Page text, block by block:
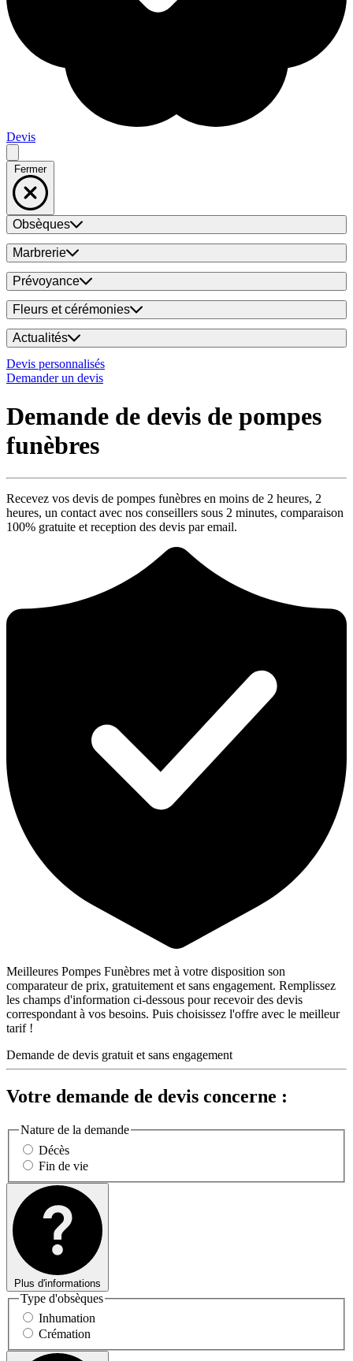
Devis
Fermer
Obsèques
Marbrerie
Prévoyance
Fleurs et cérémonies
Actualités
Devis personnalisés
Demander un devis
Demande de devis de pompes
funèbres
Recevez vos devis de pompes funèbres en moins de 2 heures, 2
heures, un contact avec nos conseillers sous 2 minutes, comparaison
100% gratuite et reception des devis par email.
Meilleures Pompes Funèbres met à votre disposition son
comparateur de prix, gratuitement et sans engagement. Remplissez
les champs d'information ci-dessous pour recevoir des devis
correspondant à vos besoins. Puis choisissez l'offre avec le meilleur
tarif !
Demande de devis gratuit et sans engagement
Votre demande de devis concerne :
Nature de la demande
Décès
Fin de vie
Plus d'informations
Type d'obsèques
Inhumation
Crémation